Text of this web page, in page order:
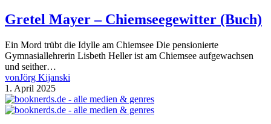
Gretel Mayer – Chiemseegewitter (Buch)
Ein Mord trübt die Idylle am Chiemsee Die pensionierte
Gymnasiallehrerin Lisbeth Heller ist am Chiemsee aufgewachsen
und seither…
vonJörg Kijanski
1. April 2025